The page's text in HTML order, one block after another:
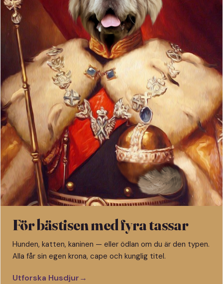
För bästisen med fyra tassar
Hunden, katten, kaninen — eller ödlan om du är den typen.
Alla får sin egen krona, cape och kunglig titel.
Utforska Husdjur→